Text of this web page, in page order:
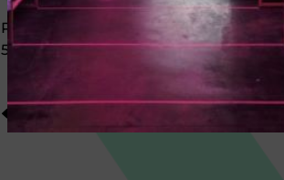
Per més informació sobre estades
52 00